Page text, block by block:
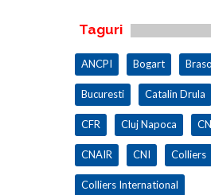
Taguri
ANCPI Bogart
Bucuresti Catalin Drula
CFR Cluj Napoca
CNAIR CNI Colliers
Colliers International